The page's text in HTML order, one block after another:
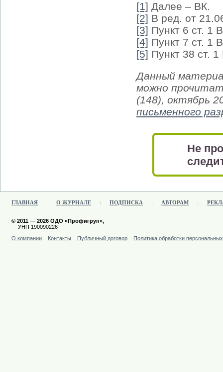
[1] Далее – ВК.
[2] В ред. от
[3] Пункт 6 ст. 1
[4] Пункт 7 ст. 1
[5] Пункт 38 ст. 1
Данный
можно
(148), октябрь
письменного
Не
ГЛАВНАЯ О ЖУРНАЛЕ ПОДПИСКА АВТОРАМ
© 2011 — 2026 ОДО «Профигруп»,
УНП 190090226
О компании
Контакты Публичный договор Политика обработки